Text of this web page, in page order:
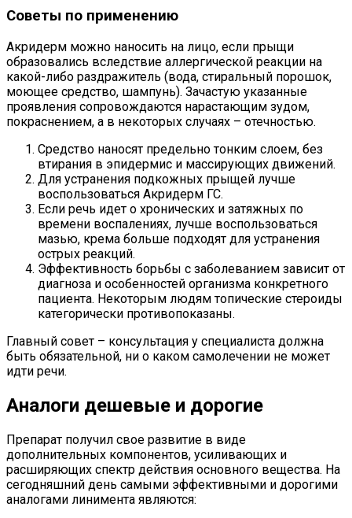
Советы по применению
Акридерм можно наносить на лицо, если прыщи
образовались вследствие аллергической реакции на
какой-либо раздражитель (вода, стиральный порошок,
моющее средство, шампунь). Зачастую указанные
проявления сопровождаются нарастающим зудом,
покраснением, а в некоторых случаях – отечностью.
Средство наносят предельно тонким слоем, без
втирания в эпидермис и массирующих движений.
Для устранения подкожных прыщей лучше
воспользоваться Акридерм ГС.
Если речь идет о хронических и затяжных по
времени воспалениях, лучше воспользоваться
мазью, крема больше подходят для устранения
острых реакций.
Эффективность борьбы с заболеванием зависит от
диагноза и особенностей организма конкретного
пациента. Некоторым людям топические стероиды
категорически противопоказаны.
Главный совет – консультация у специалиста должна
быть обязательной, ни о каком самолечении не может
идти речи.
Аналоги дешевые и дорогие
Препарат получил свое развитие в виде
дополнительных компонентов, усиливающих и
расширяющих спектр действия основного вещества. На
сегодняшний день самыми эффективными и дорогими
аналогами линимента являются: